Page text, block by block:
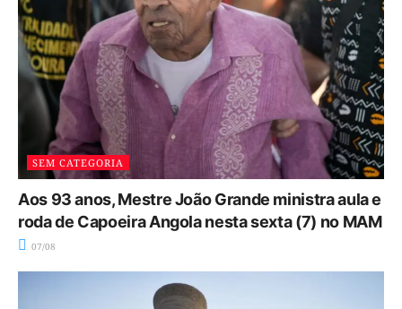
SEM CATEGORIA
Aos 93 anos, Mestre João Grande ministra aula e
roda de Capoeira Angola nesta sexta (7) no MAM
07/08